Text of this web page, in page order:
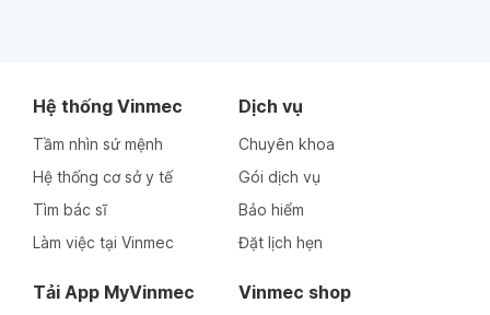
Hệ thống Vinmec
Tầm nhìn sứ mệnh
Hệ thống cơ sở y tế
Tìm bác sĩ
Làm việc tại Vinmec
Dịch vụ
Chuyên khoa
Gói dịch vụ
Bảo hiểm
Đặt lịch hẹn
Tải App MyVinmec Vinmec shop